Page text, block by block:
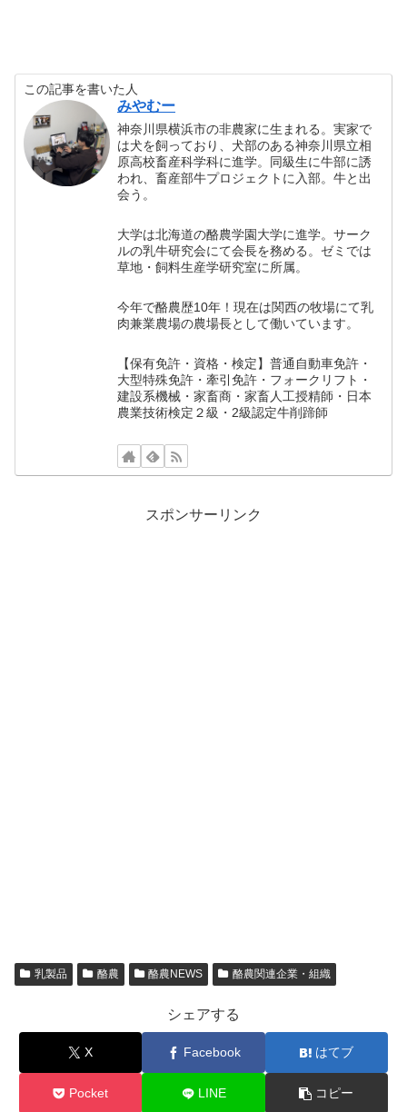
この記事を書いた人
みやむー
神奈川県横浜市の非農家に生まれる。実家で
は犬を飼っており、犬部のある神奈川県立相
原高校畜産科学科に進学。同級生に牛部に誘
われ、畜産部牛プロジェクトに入部。牛と出
会う。
大学は北海道の酪農学園大学に進学。サーク
ルの乳牛研究会にて会長を務める。ゼミでは
草地・飼料生産学研究室に所属。
今年で酪農歴10年！現在は関西の牧場にて乳
肉兼業農場の農場長として働いています。
【保有免許・資格・検定】普通自動車免許・
大型特殊免許・牽引免許・フォークリフト・
建設系機械・家畜商・家畜人工授精師・日本
農業技術検定２級・2級認定牛削蹄師
スポンサーリンク
乳製品 酪農 酪農NEWS 酪農関連企業・組織
シェアする
X Facebook はてブ
Pocket LINE コピー